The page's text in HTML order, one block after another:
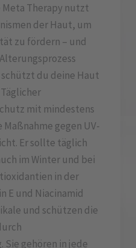
Therapy nutzt
der Haut, um
zu fördern – und
du deine Haut
mit mindestens
gegen UV-
Er sollte täglich
im Winter und bei
in der
E und Niacinamid
und schützen die
gehören in jede